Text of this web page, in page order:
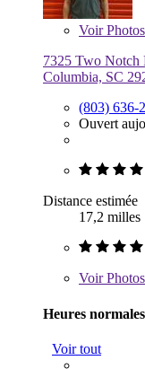
VoirPhotos
7325 Two Notch
Columbia, SC
(803) 636-
Ouvert
Distance estimée
17,2 milles
VoirPhotos
Heures normales
Voir tout